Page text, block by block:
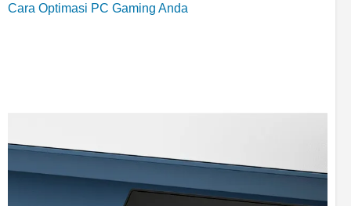
Cara Optimasi PC Gaming Anda